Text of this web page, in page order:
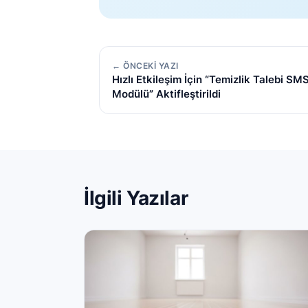
← ÖNCEKI YAZI
Hızlı Etkileşim İçin “Temizlik Talebi
Modülü” Aktifleştirildi
İlgili Yazılar